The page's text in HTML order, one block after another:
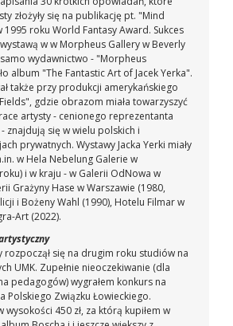
złożyły się na publikację pt. "Mind
roku World Fantasy Award. Sukces
w w Morpheus Gallery w Beverly
wydawnictwo - "Morpheus
album "The Fantastic Art of Jacek Yerka".
także przy produkcji amerykańskiego
gdzie obrazom miała towarzyszyć
artysty - cenionego reprezentanta
znajdują się w wielu polskich i
prywatnych. Wystawy Jacka Yerki miały
w Hela Nebelung Galerie w
i w kraju - w Galerii OdNowa w
Grażyny Hase w Warszawie (1980,
i Bożeny Wahl (1990), Hotelu Filmar w
Art (2022).
rozpoczął się na drugim roku studiów na
UMK. Zupełnie nieoczekiwanie (dla
pedagogów) wygrałem konkurs na
Polskiego Związku Łowieckiego.
wysokości 450 zł, za którą kupiłem w